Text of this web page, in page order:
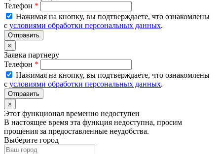
Телефон *
Нажимая на кнопку, вы подтверждаете, что ознакомлены
с условиями обработки персональных данных.
×
Заявка партнеру
Телефон *
Нажимая на кнопку, вы подтверждаете, что ознакомлены
с условиями обработки персональных данных.
×
Этот функционал временно недоступен
В настоящее время эта функция недоступна, просим
прощения за предоставленные неудобства.
Выберите город